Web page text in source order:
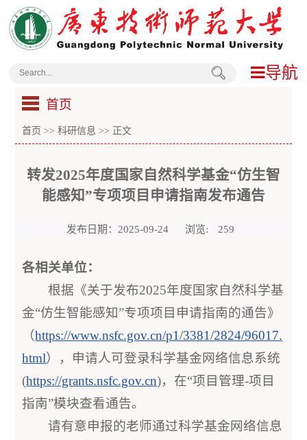
导航
首页
首页 >>科研信息 >> 正文
转发2025年度国家自然科学基金“仿生智
能感知”专项项目申请指南发布通告
发布日期：2025-09-24 浏览: 259
各相关单位：
根据《关于发布2025年度国家自然科学基
金“仿生智能感知”专项项目申请指南的通告》
（https://www.nsfc.gov.cn/p1/3381/2824/96017.
html），申请人可登录科学基金网络信息系统
(https://grants.nsfc.gov.cn)，在“项目管理-项目
指南”模块查看通告。
请有意申报的老师通过科学基金网络信息